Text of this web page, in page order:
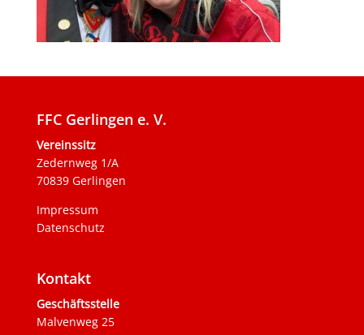
FFC Gerlingen e. V.
Vereinssitz
Zedernweg 1/A
70839 Gerlingen
Impressum
Datenschutz
Kontakt
Geschäftsstelle
Malvenweg 25